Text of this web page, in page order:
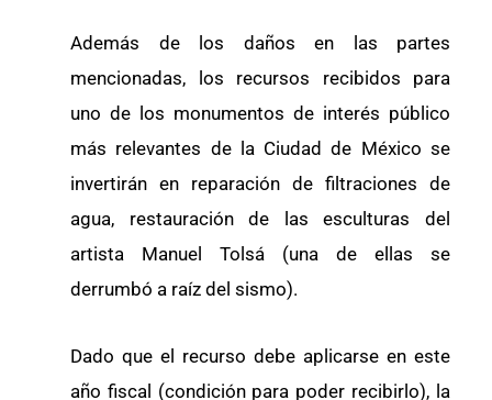
Además de los daños en las partes
mencionadas, los recursos recibidos para
uno de los monumentos de interés público
más relevantes de la Ciudad de México se
invertirán en reparación de filtraciones de
agua, restauración de las esculturas del
artista Manuel Tolsá (una de ellas se
derrumbó a raíz del sismo).
Dado que el recurso debe aplicarse en este
año fiscal (condición para poder recibirlo), la